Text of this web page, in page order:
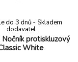
Nočník protiskluzový
White
do 3 dnů - Skladem
dodavatel